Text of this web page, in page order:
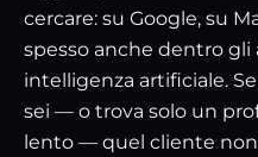
cercare: su Google, su
spesso anche dentro gli
intelligenza artificiale.
sei — o trova solo un
lento — quel cliente non